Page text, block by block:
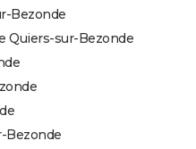
Bezonde
Quiers-sur-Bezonde
Bezonde